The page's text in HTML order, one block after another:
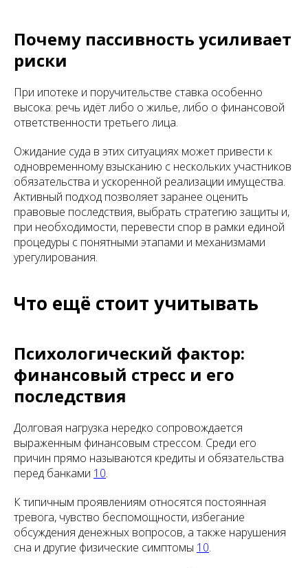
Почему пассивность усиливает
риски
При ипотеке и поручительстве ставка особенно
высока: речь идёт либо о жилье, либо о финансовой
ответственности третьего лица.
Ожидание суда в этих ситуациях может привести к
одновременному взысканию с нескольких участников
обязательства и ускоренной реализации имущества.
Активный подход позволяет заранее оценить
правовые последствия, выбрать стратегию защиты и,
при необходимости, перевести спор в рамки единой
процедуры с понятными этапами и механизмами
урегулирования.
Что ещё стоит учитывать
Психологический фактор:
финансовый стресс и его
последствия
Долговая нагрузка нередко сопровождается
выраженным финансовым стрессом. Среди его
причин прямо называются кредиты и обязательства
перед банками 10.
К типичным проявлениям относятся постоянная
тревога, чувство беспомощности, избегание
обсуждения денежных вопросов, а также нарушения
сна и другие физические симптомы 10.